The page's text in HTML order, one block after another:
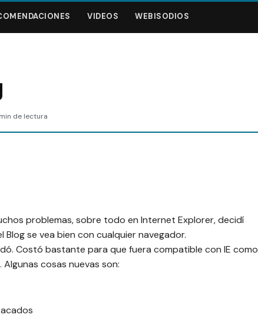
VIDEOS WEBISODIOS
de lectura
problemas, sobre todo en Internet Explorer, decidí
se vea bien con cualquier navegador.
Costó bastante para que fuera compatible con IE como
cosas nuevas son: